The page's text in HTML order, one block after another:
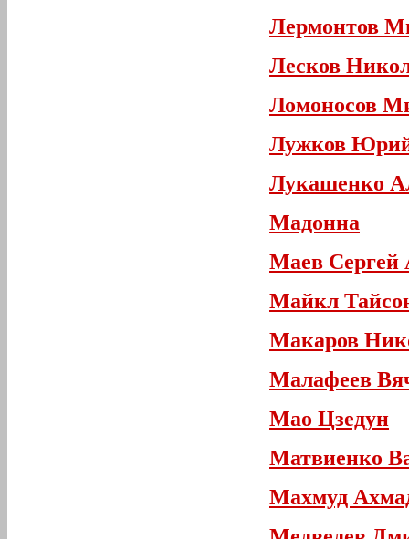
Лермонтов
Лесков
Ломоносов
Лужков
Лукашенко
Мадонна
Маев Сергей
Майкл
Макаров
Малафеев
Мао Цзедун
Матвиенко
Махмуд